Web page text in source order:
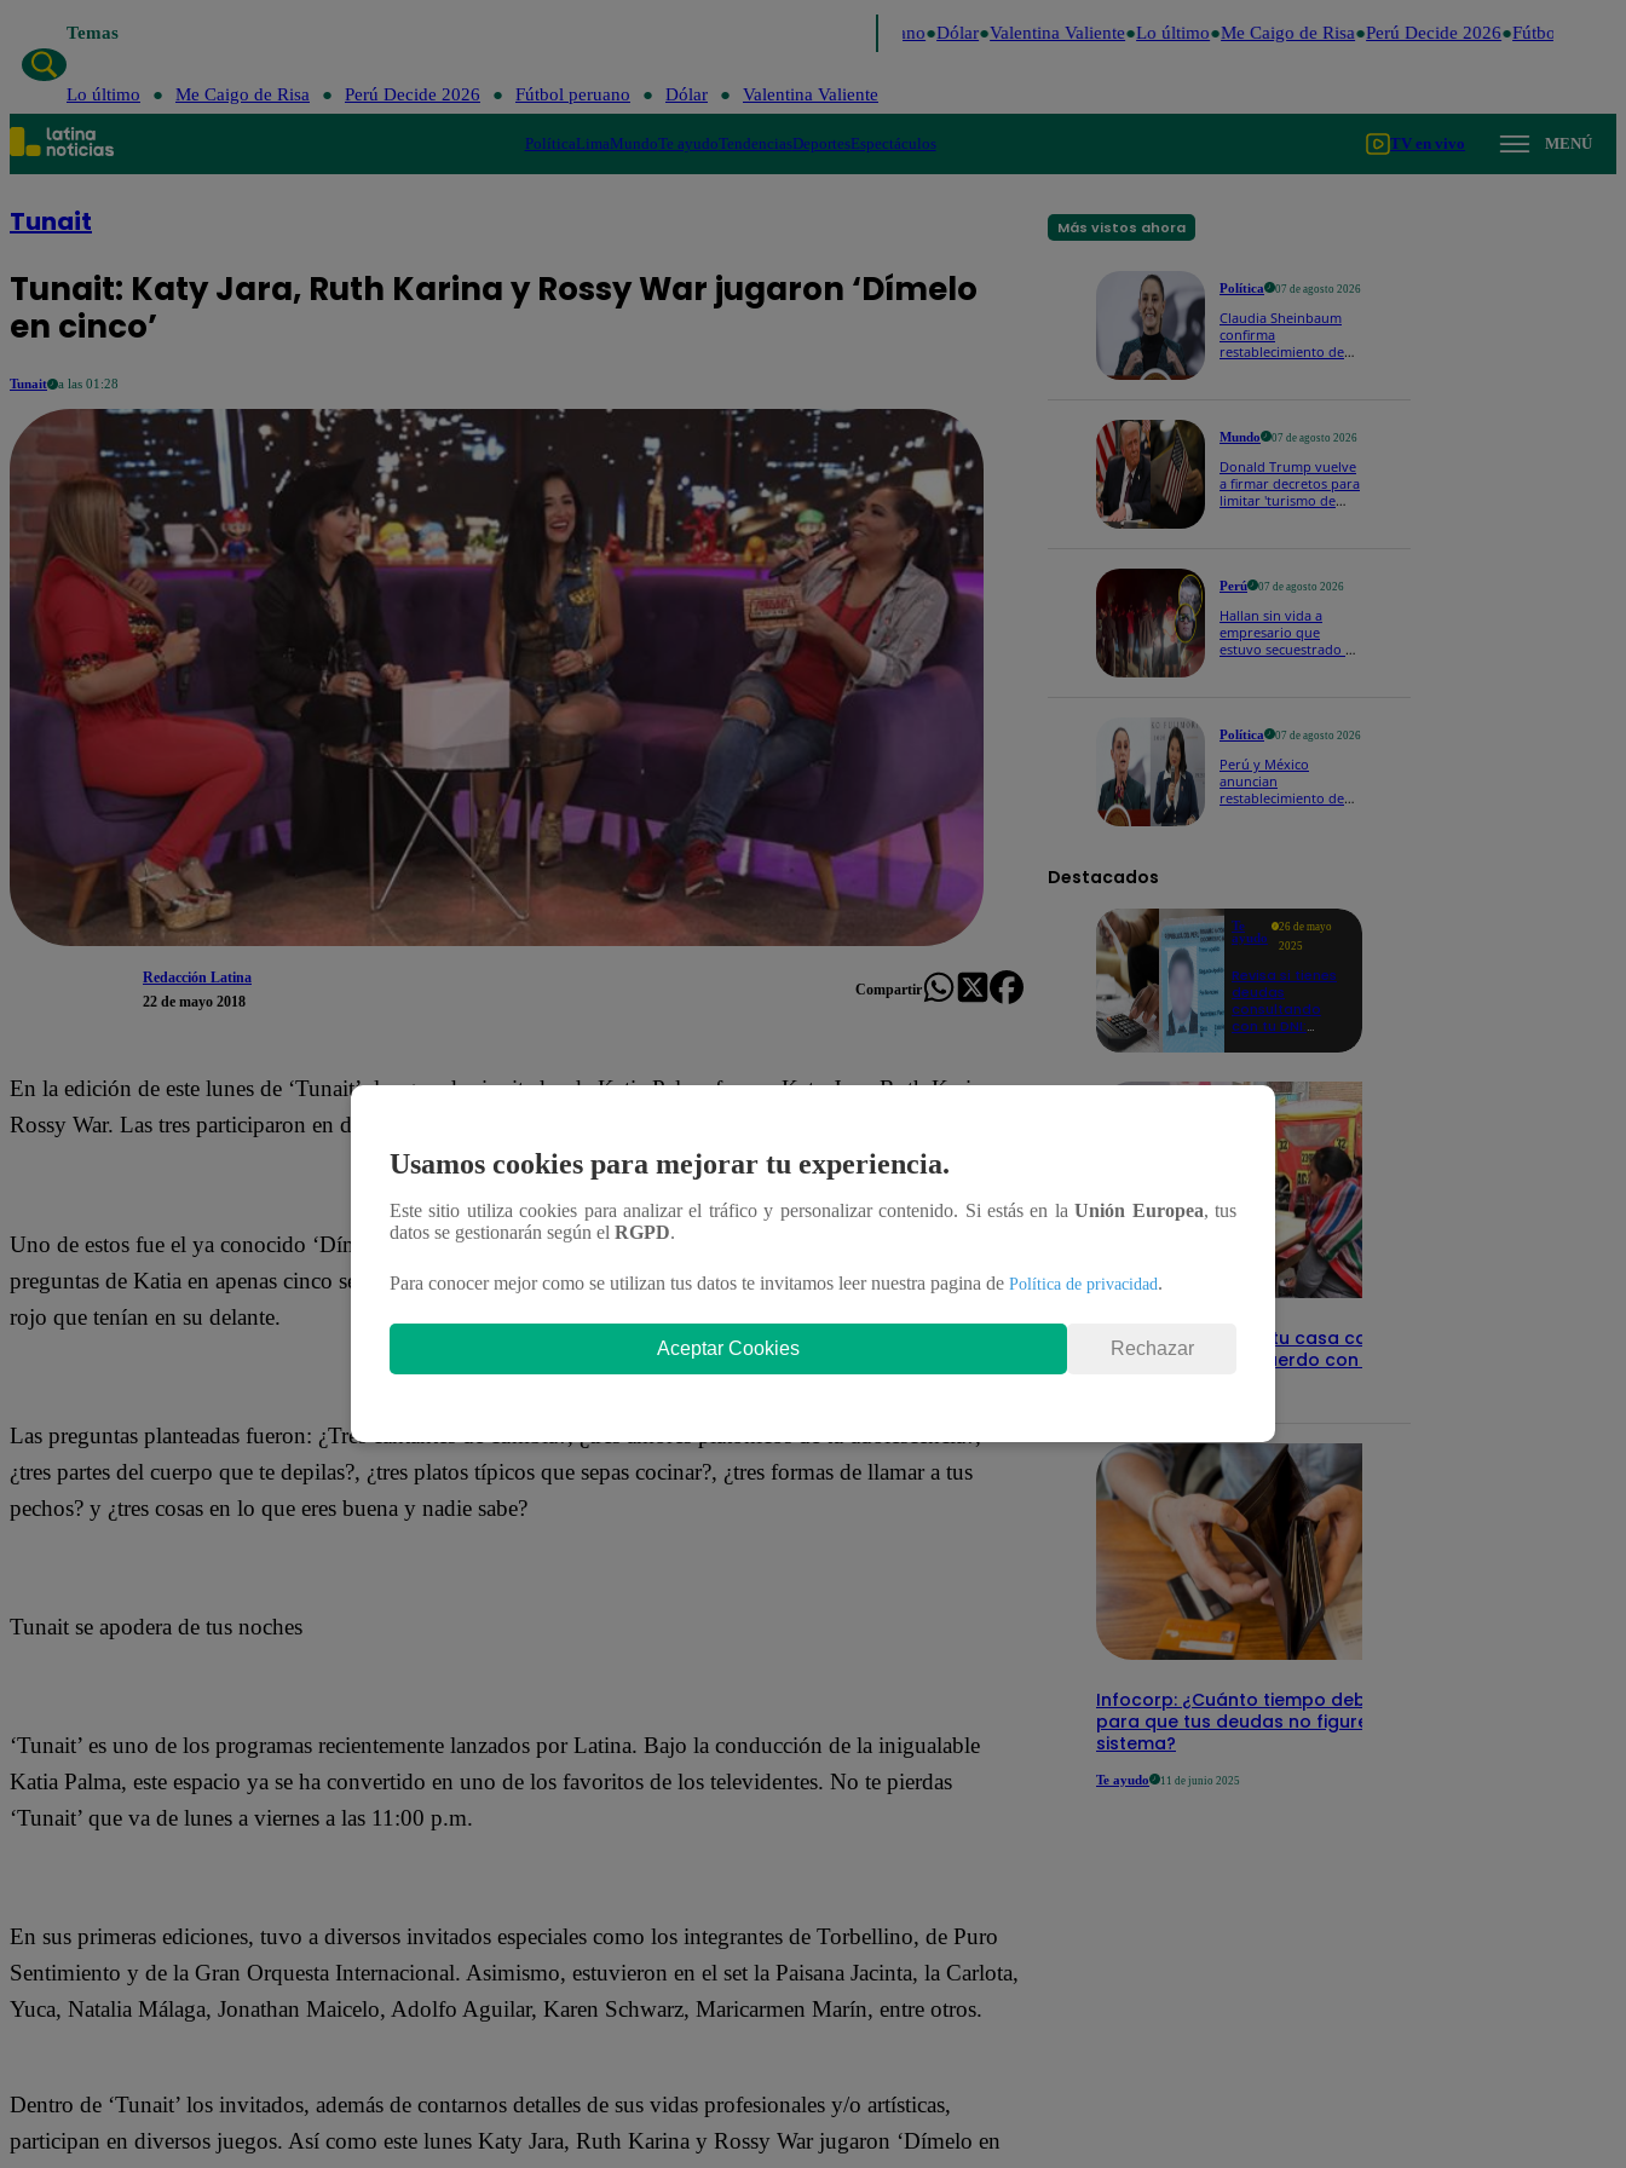
Temas Fútbol peruano Dólar Valentina Valiente Lo último Me Caigo de Risa Perú Decide 2026 Fútbol peruano
Lo último Me Caigo de Risa Perú Decide 2026 Fútbol peruano Dólar Valentina Valiente
PolíticaLimaMundoTe ayudoTendenciasDeportesEspectáculos TV en vivo MENÚ
Tunait
Tunait: Katy Jara, Ruth Karina y Rossy War jugaron ‘Dímelo
en cinco’
Tunait a las 01:28
Redacción Latina
22 de mayo 2018
Compartir
En la edición de este lunes de ‘Tunait’, las grandes invitadas de Katia Palma fueron Katy Jara, Ruth Karina y
Rossy War. Las tres participaron en diversos juegos para deleite de todos los televidentes.
Uno de estos fue el ya conocido ‘Dímelo en cinco’, cuya mecánica es la siguiente: las tres debían contestar las
preguntas de Katia en apenas cinco segundos, luego de lo cual debían presionar a toda velocidad un botón
rojo que tenían en su delante.
Las preguntas planteadas fueron: ¿Tres cantantes de cumbia?, ¿tres amores platónicos de tu adolescencia?,
¿tres partes del cuerpo que te depilas?, ¿tres platos típicos que sepas cocinar?, ¿tres formas de llamar a tus
pechos? y ¿tres cosas en lo que eres buena y nadie sabe?
Tunait se apodera de tus noches
‘Tunait’ es uno de los programas recientemente lanzados por Latina. Bajo la conducción de la inigualable
Katia Palma, este espacio ya se ha convertido en uno de los favoritos de los televidentes. No te pierdas
‘Tunait’ que va de lunes a viernes a las 11:00 p.m.
En sus primeras ediciones, tuvo a diversos invitados especiales como los integrantes de Torbellino, de Puro
Sentimiento y de la Gran Orquesta Internacional. Asimismo, estuvieron en el set la Paisana Jacinta, la Carlota,
Yuca, Natalia Málaga, Jonathan Maicelo, Adolfo Aguilar, Karen Schwarz, Maricarmen Marín, entre otros.
Dentro de ‘Tunait’ los invitados, además de contarnos detalles de sus vidas profesionales y/o artísticas,
participan en diversos juegos. Así como este lunes Katy Jara, Ruth Karina y Rossy War jugaron ‘Dímelo en
Más vistos ahora
Política 07 de agosto 2026
Claudia Sheinbaum
confirma
restablecimiento de
Mundo 07 de agosto 2026
Donald Trump vuelve
a firmar decretos para
limitar 'turismo de
Perú 07 de agosto 2026
Hallan sin vida a
empresario que
estuvo secuestrado en
Política 07 de agosto 2026
Perú y México
anuncian
restablecimiento de
Destacados
Te
ayudo
26 de mayo
2025
Revisa si tienes
deudas
consultando
con tu DNI:
Revisa con tu DNI si tu casa califica
como pobre, de acuerdo con el Sisfoh
Infocorp: ¿Cuánto tiempo debe pasar
para que tus deudas no figuren en su
sistema?
Te ayudo 11 de junio 2025
Usamos cookies para mejorar tu experiencia.
Este sitio utiliza cookies para analizar el tráfico y personalizar contenido. Si estás en laUnión Europea, tus
datos se gestionarán según el RGPD.
Para conocer mejor como se utilizan tus datos te invitamos leer nuestra pagina de Política de privacidad.
Aceptar Cookies Rechazar